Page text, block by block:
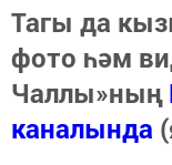
Тагы да
фото һәм
Чаллы»ның
каналында